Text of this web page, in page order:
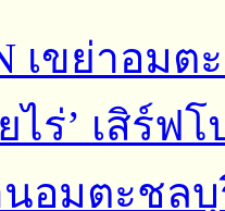
เขย่าอมต
ไร่’ เสิร์ฟโ
อมตะชลบุ